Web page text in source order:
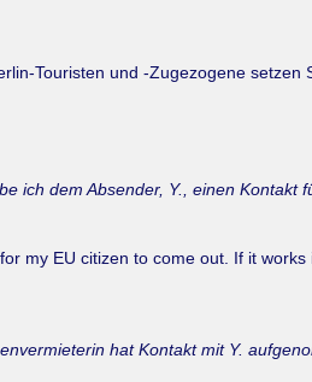
Touristen und -Zugezogene setzen
ich dem Absender, Y., einen
my EU citizen to come out. If it
hat Kontakt mit Y.